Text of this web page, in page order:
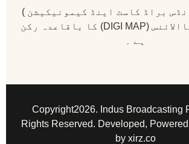
براڈ کاسٹ اینڈ کیمونیکیشن )
ڈیجٹیل میڈیاالائنس (DIGI MAP) کا باقاعدہ رکن
ہے ۔
Copyright2026. Indus Broadcasting
Rights Reserved. Developed,
by xirz.co